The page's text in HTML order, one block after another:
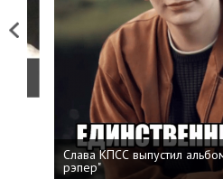
Previous
Слава КПСС выпустил
рэпер"